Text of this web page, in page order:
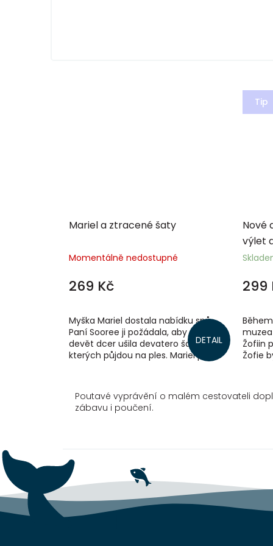
Mariel a ztracené šaty
Momentálně nedostupné
269 Kč
DETAIL
Myška Mariel dostala nabídku snů.
Paní Sooree ji požádala, aby pro jejích
devět dcer ušila devatero šatů, ve
kterých půjdou na ples. Mariel pilně
Tip
Nové
výlet
299
Žofiin
Žofie
Poutavé vyprávění o malém cestovateli
zábavu i poučení.